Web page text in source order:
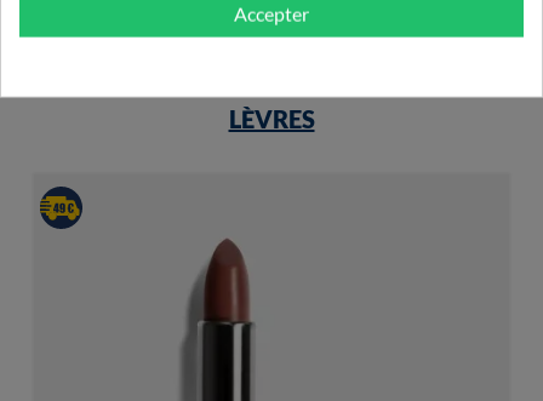
LÈVRES
Accepter